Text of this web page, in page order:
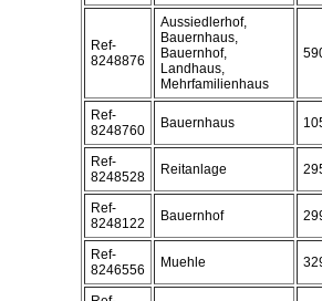
Ref-
8248876
Aussiedlerhof,
Bauernhaus,
Bauernhof,
Landhaus,
Mehrfamilienhaus
Ref-
8248760
Bauernhaus
Ref-
8248528
Reitanlage
Ref-
8248122
Bauernhof
Ref-
8246556
Muehle